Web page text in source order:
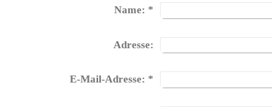
Name: *
Adresse:
E-Mail-Adresse: *